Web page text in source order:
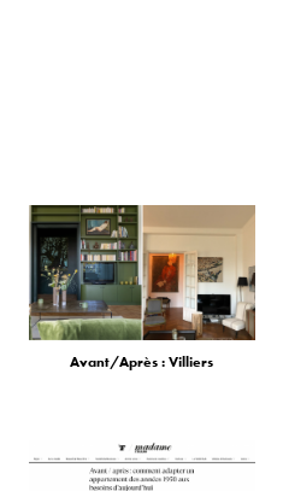
Avant/Après : Villiers